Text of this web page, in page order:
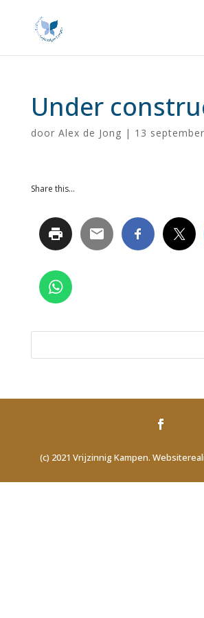
Under
door Alex de Jong | 13
Share this...
(c) 2021 Vrijzinnig Kampen.